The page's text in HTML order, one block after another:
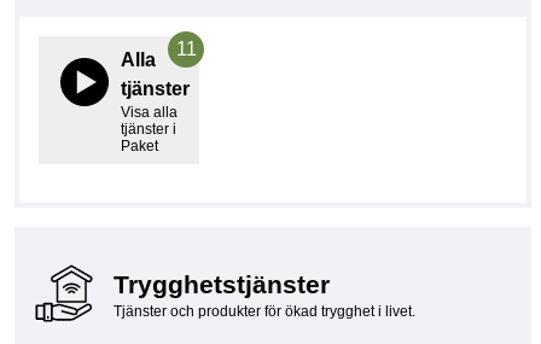
Alla
tjänster
Visa alla
tjänster i
Paket
11
Trygghetstjänster
Tjänster och produkter för ökad trygghet i livet.